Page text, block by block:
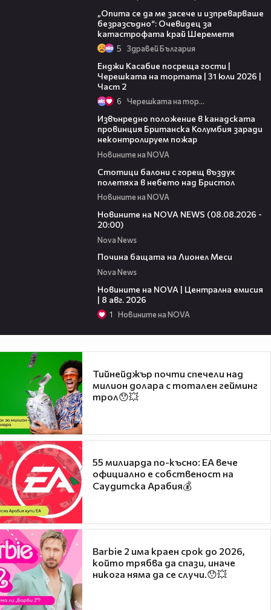
„Опита се да ме засече и изпреварваше
безразсъдно“: Очевидец за
катастрофата край Шереметя
5 Здравей България
Енджи Касабие посреща гости |
Черешката на тортата | 31 юли 2026 |
Част 2
6 Черешката на тортата
Извънредно положение в канадската
провинция Британска Колумбия заради
неконтролируем пожар
Новините на NOVA
Стотици балони с горещ въздух
полетяха в небето над Бристол
Новините на NOVA
Новините на NOVA NEWS (08.08.2026 -
20:00)
Nova News
Почина бащата на Лионел Меси
Nova News
Новините на NOVA | Централна емисия
| 8 авг. 2026
1 Новините на NOVA
Тийнейджър почти спечели над
милион долара с тотален гейминг
трол😯💥
55 милиарда по-късно: EA вече
официално е собственост на
Саудитска Арабия💰
Barbie 2 има краен срок до 2026,
който трябва да спази, иначе
никога няма да се случи.😯💥